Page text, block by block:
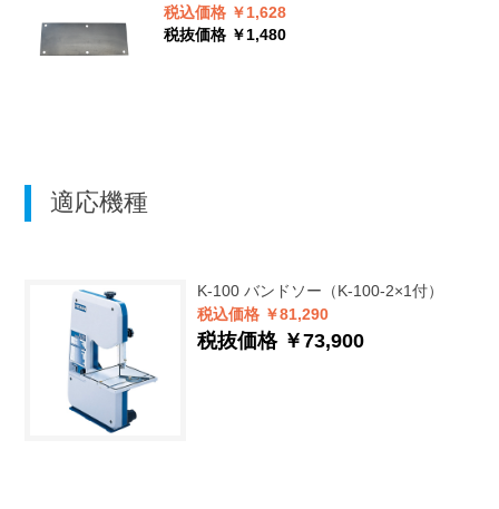
税込価格 ￥1,628
税抜価格 ￥1,480
適応機種
K-100 バンドソー（K-100-2×1付）
税込価格 ￥81,290
税抜価格 ￥73,900